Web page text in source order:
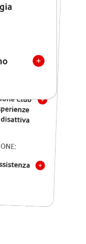
Wi-Fi 7
verso
mobili
Club
disattiva